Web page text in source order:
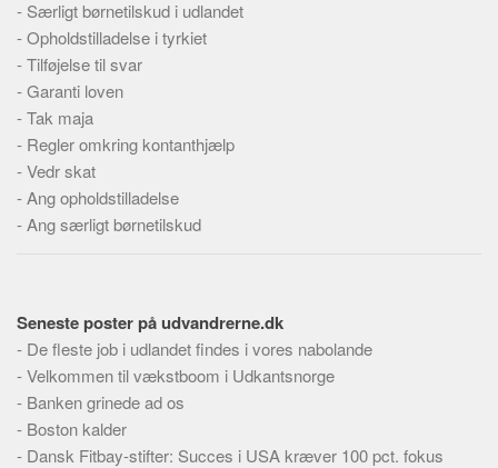
Personer
Steder
Kilder
Om
Webstedet
Forhistorien
Bannere
Hjælp
- Særligt børnetilskud i udlandet
-Opholdstilladelse i tyrkiet
-Tilføjelse til svar
-Garanti loven
-Tak maja
- Regler omkring kontanthjælp
-Vedr skat
-Ang opholdstilladelse
-Ang særligt børnetilskud
Seneste poster på udvandrerne.dk
- De fleste job i udlandet findes i vores nabolande
-Velkommen til vækstboom i Udkantsnorge
- Banken grinede ad os
- Boston kalder
- Dansk Fitbay-stifter: Succes i USA kræver 100 pct. fokus